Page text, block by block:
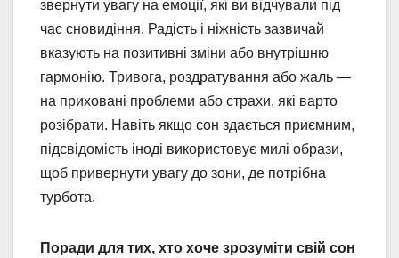
звернути увагу на емоції, які ви відчували під
час сновидіння. Радість і ніжність зазвичай
вказують на позитивні зміни або внутрішню
гармонію. Тривога, роздратування або жаль —
на приховані проблеми або страхи, які варто
розібрати. Навіть якщо сон здається приємним,
підсвідомість іноді використовує милі образи,
щоб привернути увагу до зони, де потрібна
турбота.
Поради для тих, хто хоче зрозуміти свій сон